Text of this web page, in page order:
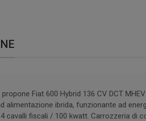
Fiat 600 Hybrid 136 CV DCT
alimentazione ibrida, funzionante ad
cavalli fiscali / 100 kwatt. Carrozzeria di